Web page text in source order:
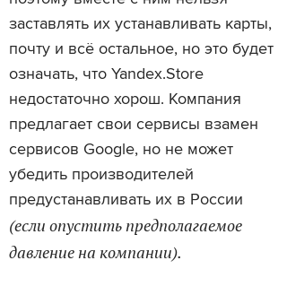
заставлять их устанавливать карты,
почту и всё остальное, но это будет
означать, что Yandex.Store
недостаточно хорош. Компания
предлагает свои сервисы взамен
сервисов Google, но не может
убедить производителей
предустанавливать их в России
(если опустить предполагаемое
давление на компании).